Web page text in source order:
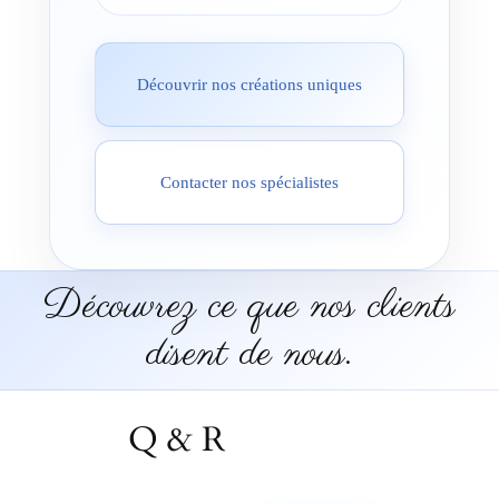
Découvrir nos créations uniques
Contacter nos spécialistes
Découvrez ce que nos clients
disent de nous.
Q & R